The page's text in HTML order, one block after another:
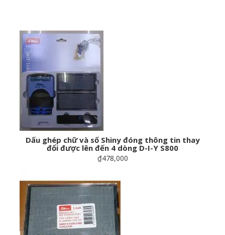
Dấu ghép chữ và số Shiny đóng thông tin thay
đổi được lên đến 4 dòng D-I-Y S800
₫478,000